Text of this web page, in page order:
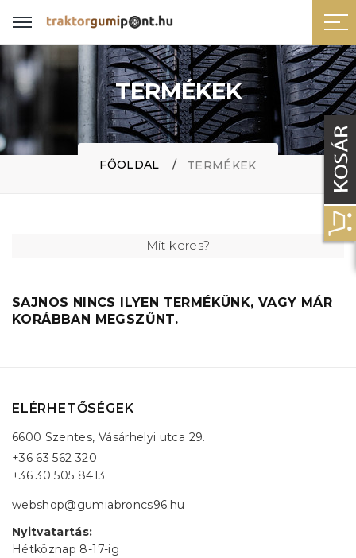
TERMÉKEK
FŐOLDAL TERMÉKEK
Mit keres?
SAJNOS NINCS ILYEN TERMÉKÜNK, VAGY MÁR
KORÁBBAN MEGSZŰNT.
ELÉRHETŐSÉGEK
6600 Szentes, Vásárhelyi utca 29.
+36 63 562 320
+36 30 505 8413
webshop@gumiabroncs96.hu
Nyitvatartás:
Hétköznap 8-17-ig